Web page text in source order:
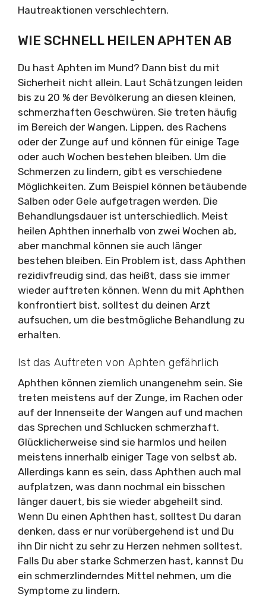
Hautreaktionen verschlechtern.
WIE SCHNELL HEILEN APHTEN AB
Du hast Aphten im Mund? Dann bist du mit
Sicherheit nicht allein. Laut Schätzungen leiden
bis zu 20 % der Bevölkerung an diesen kleinen,
schmerzhaften Geschwüren. Sie treten häufig
im Bereich der Wangen, Lippen, des Rachens
oder der Zunge auf und können für einige Tage
oder auch Wochen bestehen bleiben. Um die
Schmerzen zu lindern, gibt es verschiedene
Möglichkeiten. Zum Beispiel können betäubende
Salben oder Gele aufgetragen werden. Die
Behandlungsdauer ist unterschiedlich. Meist
heilen Aphthen innerhalb von zwei Wochen ab,
aber manchmal können sie auch länger
bestehen bleiben. Ein Problem ist, dass Aphthen
rezidivfreudig sind, das heißt, dass sie immer
wieder auftreten können. Wenn du mit Aphthen
konfrontiert bist, solltest du deinen Arzt
aufsuchen, um die bestmögliche Behandlung zu
erhalten.
Ist das Auftreten von Aphten gefährlich
Aphthen können ziemlich unangenehm sein. Sie
treten meistens auf der Zunge, im Rachen oder
auf der Innenseite der Wangen auf und machen
das Sprechen und Schlucken schmerzhaft.
Glücklicherweise sind sie harmlos und heilen
meistens innerhalb einiger Tage von selbst ab.
Allerdings kann es sein, dass Aphthen auch mal
aufplatzen, was dann nochmal ein bisschen
länger dauert, bis sie wieder abgeheilt sind.
Wenn Du einen Aphthen hast, solltest Du daran
denken, dass er nur vorübergehend ist und Du
ihn Dir nicht zu sehr zu Herzen nehmen solltest.
Falls Du aber starke Schmerzen hast, kannst Du
ein schmerzlinderndes Mittel nehmen, um die
Symptome zu lindern.